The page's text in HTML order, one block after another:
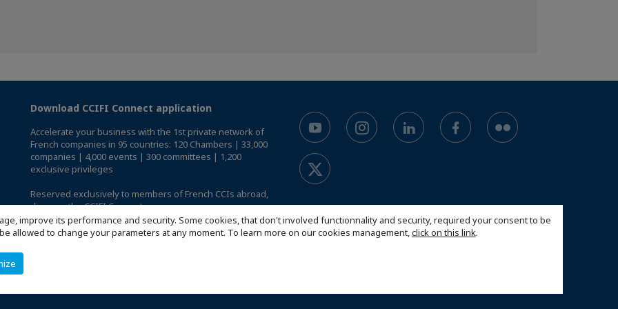
improve its performance and security. Some cookies, that don't involved functionnality and security, required your consent to be
allowed to change your parameters at any moment. To learn more on our cookies management,click on this link.
Download CCIFI Connect application
Accelerate your business with the 1st private network of
French companies in 95 countries: 120 Chambers | 33,000
companies | 4,000 events | 300 committees | 1,200
exclusive privileges
Reserved exclusively to members of French CCIs abroad,
discover the CCIFI Connect app.